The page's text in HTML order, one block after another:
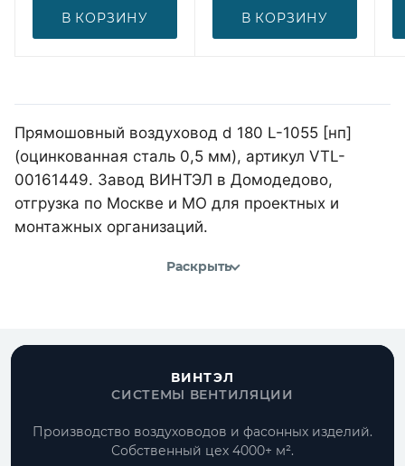
В КОРЗИНУ В КОРЗИНУ
Прямошовный воздуховод d 180 L-1055 [нп]
(оцинкованная сталь 0,5 мм), артикул VTL-
00161449. Завод ВИНТЭЛ в Домодедово,
отгрузка по Москве и МО для проектных и
монтажных организаций.
Раскрыть
ВИНТЭЛ
СИСТЕМЫ ВЕНТИЛЯЦИИ
Производство воздуховодов и фасонных изделий.
Собственный цех 4000+ м².